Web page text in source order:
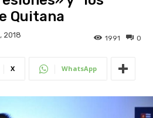
Quitana
2018 0
1991
X WhatsApp